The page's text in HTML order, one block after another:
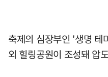
축제의 심장부인 '생명 테
외 힐링공원이 조성돼 압